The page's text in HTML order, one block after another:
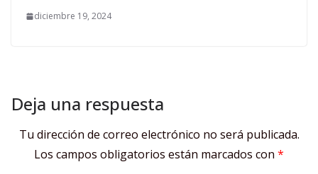
diciembre 19, 2024
Deja una respuesta
Tu dirección de correo electrónico no será publicada.
Los campos obligatorios están marcados con *